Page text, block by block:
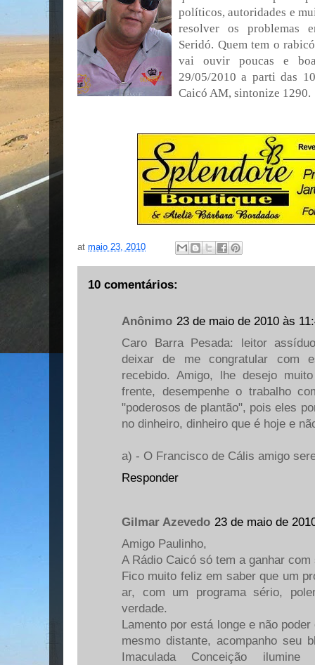
políticos, autoridades e
resolver os problemas
Seridó. Quem tem o
vai ouvir poucas e
29/05/2010 a parti das
Caicó AM, sintonize 1290.
at maio 23, 2010
10 comentários:
Anônimo 23 de maio de 2010 às
Caro Barra Pesada: leitor
deixar de me congratular com
recebido. Amigo, lhe desejo
frente, desempenhe o trabalho
"poderosos de plantão", pois eles
no dinheiro, dinheiro que é hoje e
a) - O Francisco de Cális amigo
Responder
Gilmar Azevedo 23 de maio de
Amigo Paulinho,
A Rádio Caicó só tem a ganhar
Fico muito feliz em saber que um
ar, com um programa sério,
verdade.
Lamento por está longe e não
mesmo distante, acompanho seu
Imaculada Conceição